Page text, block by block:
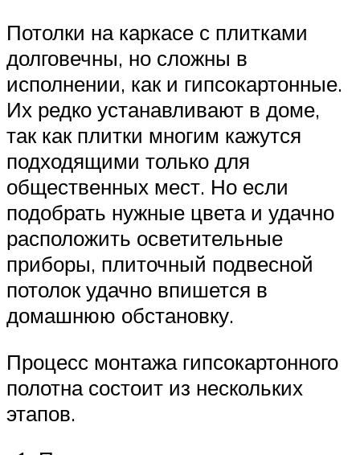
Потолки на каркасе с плитками
долговечны, но сложны в
исполнении, как и гипсокартонные.
Их редко устанавливают в доме,
так как плитки многим кажутся
подходящими только для
общественных мест. Но если
подобрать нужные цвета и удачно
расположить осветительные
приборы, плиточный подвесной
потолок удачно впишется в
домашнюю обстановку.
Процесс монтажа гипсокартонного
полотна состоит из нескольких
этапов.